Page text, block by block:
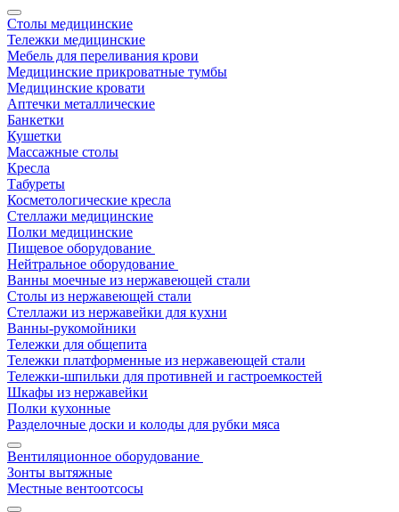
Столы медицинские
Тележки медицинские
Мебель для переливания крови
Медицинские прикроватные тумбы
Медицинские кровати
Аптечки металлические
Банкетки
Кушетки
Массажные столы
Кресла
Табуреты
Косметологические кресла
Стеллажи медицинские
Полки медицинские
Пищевое оборудование
Нейтральное оборудование
Ванны моечные из нержавеющей стали
Столы из нержавеющей стали
Стеллажи из нержавейки для кухни
Ванны-рукомойники
Тележки для общепита
Тележки платформенные из нержавеющей стали
Тележки-шпильки для противней и гастроемкостей
Шкафы из нержавейки
Полки кухонные
Разделочные доски и колоды для рубки мяса
Вентиляционное оборудование
Зонты вытяжные
Местные вентоотсосы